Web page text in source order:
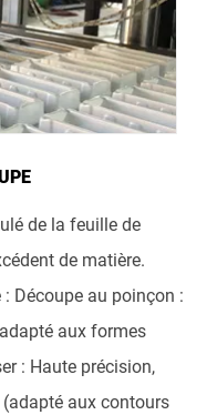
de la feuille de
de matière.
Découpe au poinçon :
aux formes
: Haute précision,
aux contours